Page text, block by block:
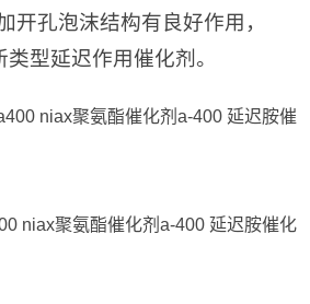
开孔泡沫结构有良好作用，
型延迟作用催化剂。
niax聚氨酯催化剂a-400 延迟胺催化